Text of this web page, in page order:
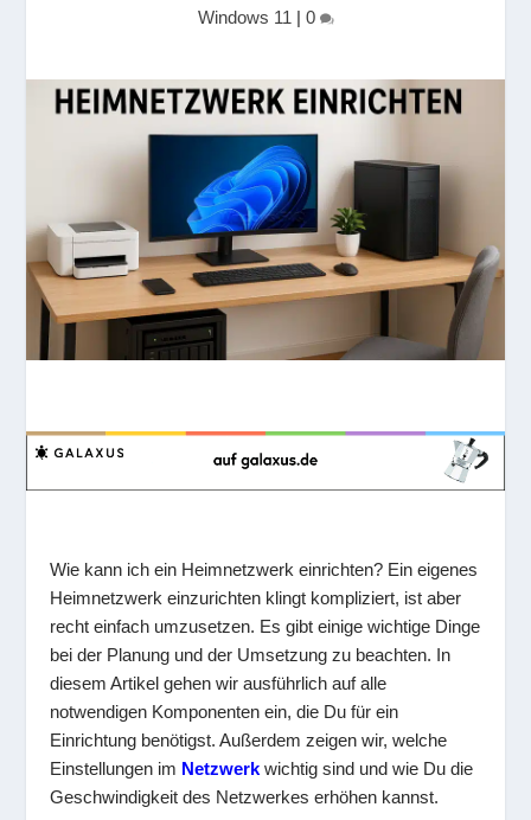
Windows 11 | 0
Wie kann ich ein Heimnetzwerk einrichten? Ein eigenes
Heimnetzwerk einzurichten klingt kompliziert, ist aber
recht einfach umzusetzen. Es gibt einige wichtige Dinge
bei der Planung und der Umsetzung zu beachten. In
diesem Artikel gehen wir ausführlich auf alle
notwendigen Komponenten ein, die Du für ein
Einrichtung benötigst. Außerdem zeigen wir, welche
Einstellungen im Netzwerk wichtig sind und wie Du die
Geschwindigkeit des Netzwerkes erhöhen kannst.